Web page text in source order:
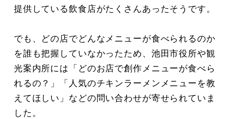
提供している飲食店がたくさんあったそうです。
でも、どの店でどんなメニューが食べられるのか
を誰も把握していなかったため、池田市役所や観
光案内所には「どのお店で創作メニューが食べら
れるの？」「人気のチキンラーメンメニューを教
えてほしい」などの問い合わせが寄せられていま
した。